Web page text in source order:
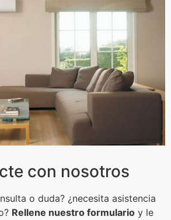
con nosotros
o duda? ¿necesita asistencia
Rellene nuestro formulario y le